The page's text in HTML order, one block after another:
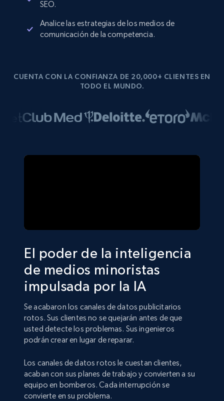
SEO.
Analice las estrategias de los medios de
comunicación de la competencia.
CUENTA CON LA CONFIANZA DE 20,000+ CLIENTES EN
TODO EL MUNDO.
El poder de la inteligencia
de medios minoristas
impulsada por la IA
Se acabaron los canales de datos publicitarios
rotos. Sus clientes no se quejarán antes de que
usted detecte los problemas. Sus ingenieros
podrán crear en lugar de reparar.
Los canales de datos rotos le cuestan clientes,
acaban con sus planes de trabajo y convierten a su
equipo en bomberos. Cada interrupción se
convierte en su problema.